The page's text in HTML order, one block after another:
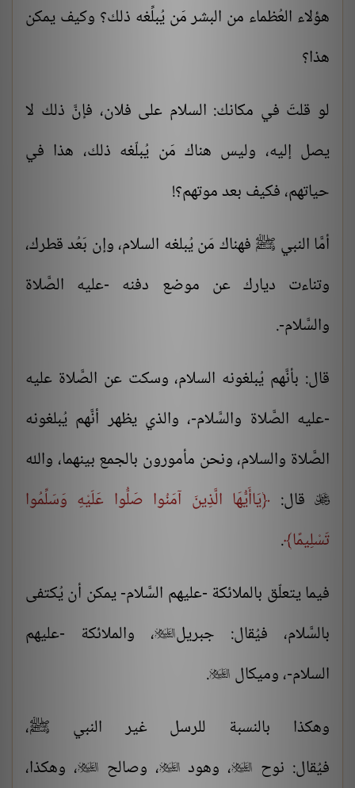
هؤلاء العُظماء من البشر مَن يُبلِّغه ذلك؟ وكيف يمكن
هذا؟
لو قلتَ في مكانك: السلام على فلان، فإنَّ ذلك لا
يصل إليه، وليس هناك مَن يُبلّغه ذلك، هذا في
حياتهم، فكيف بعد موتهم؟!
أمَّا النبي ﷺ فهناك مَن يُبلغه السلام، وإن بَعُد قطرك،
وتناءت ديارك عن موضع دفنه -عليه الصَّلاة
والسَّلام-.
قال: بأنَّهم يُبلغونه السلام، وسكت عن الصَّلاة عليه
-عليه الصَّلاة والسَّلام-، والذي يظهر أنَّهم يُبلغونه
الصَّلاة والسلام، ونحن مأمورون بالجمع بينهما، والله
قال:
يَاأَيُّهَا الَّذِينَ آمَنُوا صَلُّوا عَلَيْهِ وَسَلِّمُوا
تَسْلِيمًا .
فيما يتعلّق بالملائكة -عليهم السَّلام- يمكن أن يُكتفى
بالسَّلام، فيُقال: جبريل، والملائكة -عليهم
السلام-، وميكال 
.
وهكذا بالنسبة للرسل غير النبي ﷺ،
فيُقال: نوح ، وهود ، وصالح ، وهكذا،